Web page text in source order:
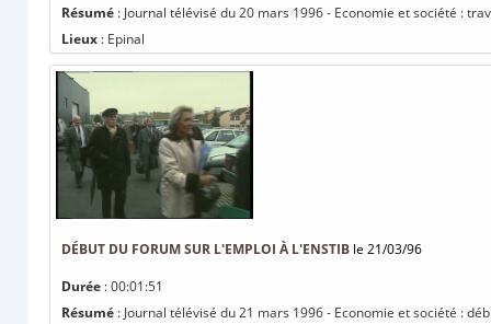
Résumé : Journal télévisé du 20 mars 1996 - Economie et société :
Lieux : Epinal
DÉBUT DU FORUM SUR L'EMPLOI À L'ENSTIB le 21/03/96
Durée : 00:01:51
Résumé : Journal télévisé du 21 mars 1996 - Economie et société :